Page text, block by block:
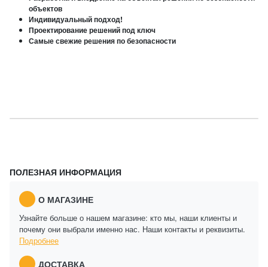
объектов
Индивидуальный подход!
Проектирование решений под ключ
Самые свежие решения по безопасности
ПОЛЕЗНАЯ ИНФОРМАЦИЯ
О МАГАЗИНЕ
Узнайте больше о нашем магазине: кто мы, наши клиенты и
почему они выбрали именно нас. Наши контакты и реквизиты.
Подробнее
ДОСТАВКА